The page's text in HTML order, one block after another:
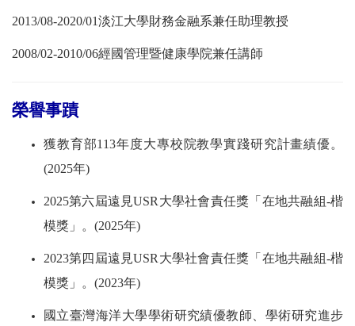
2013/08-2020/01淡江大學財務金融系兼任助理教授
2008/02-2010/06經國管理暨健康學院兼任講師
榮譽事蹟
獲教育部113年度大專校院教學實踐研究計畫績優。
(2025年)
2025第六屆遠見USR大學社會責任獎「在地共融組-楷
模獎」。 (2025年)
2023第四屆遠見USR大學社會責任獎「在地共融組-楷
模獎」。 (2023年)
國立臺灣海洋大學學術研究績優教師、學術研究進步